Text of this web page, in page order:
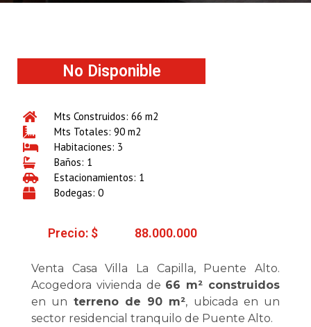
No Disponible
Mts Construidos: 66 m2
Mts Totales: 90 m2
Habitaciones: 3
Baños: 1
Estacionamientos: 1
Bodegas: 0
Precio: $ 88.000.000
Venta Casa Villa La Capilla, Puente Alto.
Acogedora vivienda de 66 m² construidos
en un terreno de 90 m², ubicada en un
sector residencial tranquilo de Puente Alto.